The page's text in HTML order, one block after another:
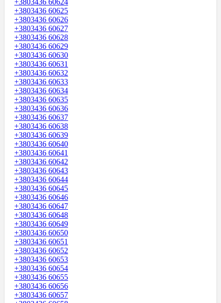
+3803436 60624
+3803436 60625
+3803436 60626
+3803436 60627
+3803436 60628
+3803436 60629
+3803436 60630
+3803436 60631
+3803436 60632
+3803436 60633
+3803436 60634
+3803436 60635
+3803436 60636
+3803436 60637
+3803436 60638
+3803436 60639
+3803436 60640
+3803436 60641
+3803436 60642
+3803436 60643
+3803436 60644
+3803436 60645
+3803436 60646
+3803436 60647
+3803436 60648
+3803436 60649
+3803436 60650
+3803436 60651
+3803436 60652
+3803436 60653
+3803436 60654
+3803436 60655
+3803436 60656
+3803436 60657